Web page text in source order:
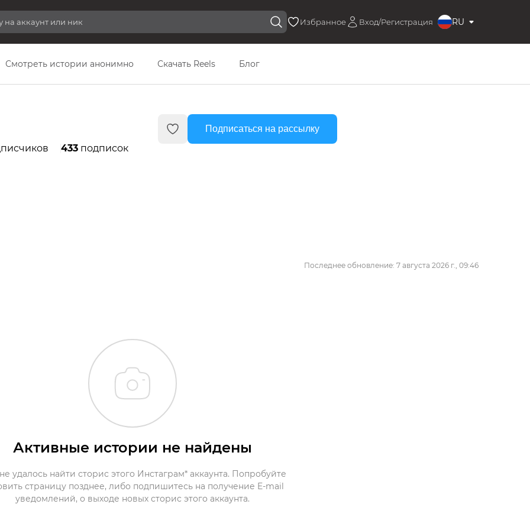
Избранное Вход/Регистрация RU
Смотреть истории анонимно Скачать Reels Блог
433 подписок
Подписаться на рассылку
Последнее обновление: 7 августа 2026 г., 09:46
Активные истории не найдены
удалось найти сторис этого Инстаграм* аккаунта. Попробуйте
страницу позднее, либо подпишитесь на получение E-mail
уведомлений, о выходе новых сторис этого аккаунта.